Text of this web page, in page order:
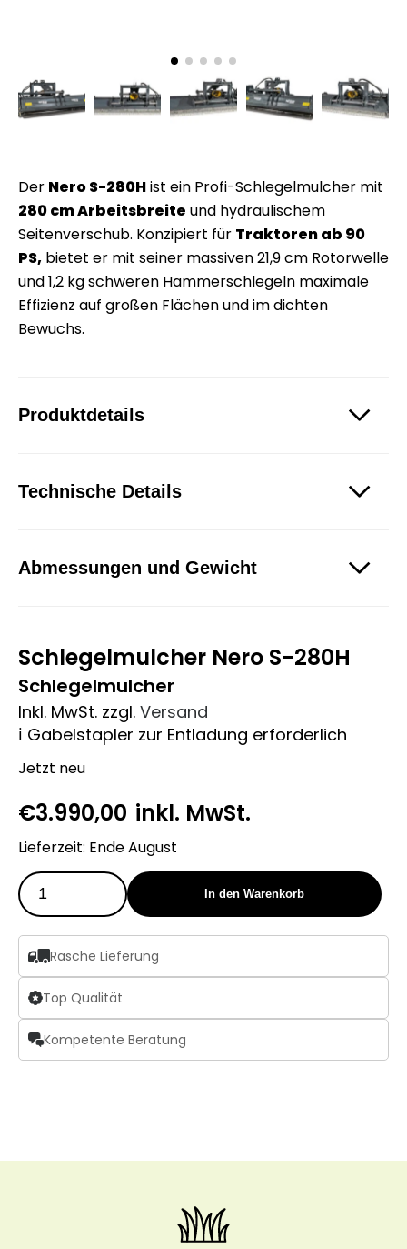
Der Nero S-280Hist ein Profi-Schlegelmulcher mit
280 cm Arbeitsbreite und hydraulischem
Seitenverschub. Konzipiert für Traktoren ab 90
PS, bietet er mit seiner massiven 21,9 cm Rotorwelle
und 1,2 kg schweren Hammerschlegeln maximale
Effizienz auf großen Flächen und im dichten
Bewuchs.
Produktdetails
Technische Details
Abmessungen und Gewicht
Schlegelmulcher Nero S-280H
Schlegelmulcher
Inkl. MwSt. zzgl. Versand
ℹ️ Gabelstapler zur Entladung erforderlich
Jetzt neu
€3.990,00 inkl. MwSt.
Lieferzeit: Ende August
In den Warenkorb
Rasche Lieferung
Top Qualität
Kompetente Beratung